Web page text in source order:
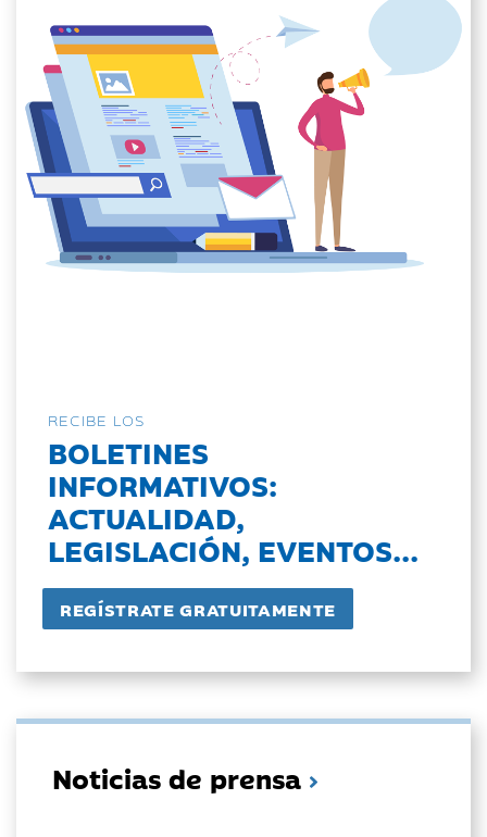
RECIBE LOS
BOLETINES
INFORMATIVOS:
ACTUALIDAD,
LEGISLACIÓN, EVENTOS...
Noticias de prensa